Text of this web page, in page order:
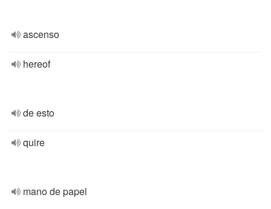
ascenso
hereof
de esto
quire
mano de papel